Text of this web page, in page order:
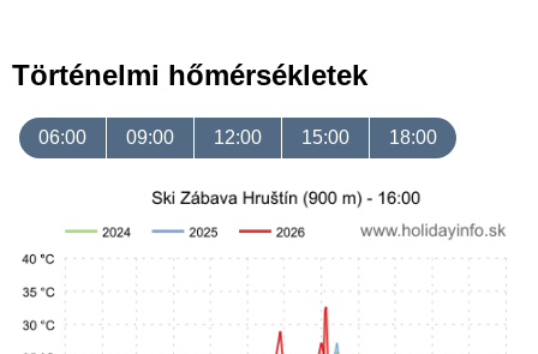
Történelmi hőmérsékletek
06:00 09:00 12:00 15:00 18:00